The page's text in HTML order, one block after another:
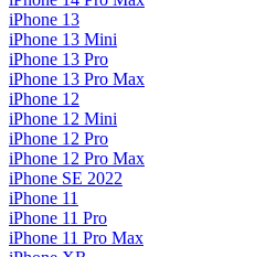
iPhone 13
iPhone 13 Mini
iPhone 13 Pro
iPhone 13 Pro Max
iPhone 12
iPhone 12 Mini
iPhone 12 Pro
iPhone 12 Pro Max
iPhone SE 2022
iPhone 11
iPhone 11 Pro
iPhone 11 Pro Max